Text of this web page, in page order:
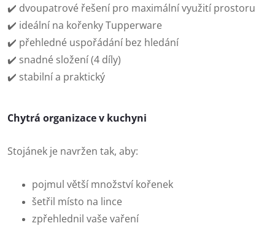
✔️ dvoupatrové řešení pro maximální využití prostoru
✔️ ideální na kořenky Tupperware
✔️ přehledné uspořádání bez hledání
✔️ snadné složení (4 díly)
✔️ stabilní a praktický
Chytrá organizace v kuchyni
Stojánek je navržen tak, aby:
pojmul větší množství kořenek
šetřil místo na lince
zpřehlednil vaše vaření